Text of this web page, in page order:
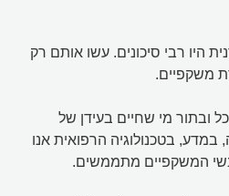
היו רבי סיכונים. עשו אותם רק
משקפיים.
ובתור מי שחיים בעידן של
בטכנולוגיה הרפואית אנו
המשקפיים מתממשים.